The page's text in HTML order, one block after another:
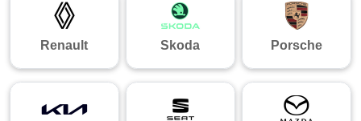
Renault Skoda Porsche